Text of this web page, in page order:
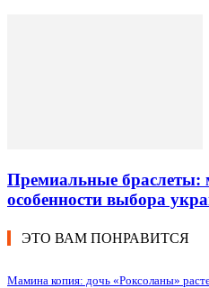
Премиальные браслеты:
особенности выбора
ЭТО ВАМ ПОНРАВИТСЯ
Мамина копия: дочь «Роксоланы»